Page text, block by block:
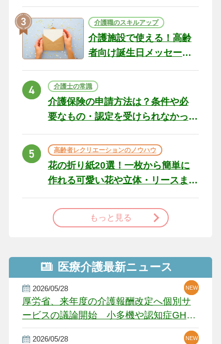
介護職のスキルアップ
介護施設で使える！高齢
者向け誕生日メッセージ
ト
介護士の常識
介護保険の申請方法は？条件や必
要なもの・認定を受けられなかっ
高齢者レクリエーションのノウハウ
花の折り紙20選！一枚から簡単に
作れる可愛い花や立体・リースま
もっと見る
医療介護最新ニュース
2026/05/28
厚労省、来年度の介護報酬改定へ個別サ
ービスの議論開始 小多機や認知症GH、
厳しい経営環境に危機感
NEW
NEW
NEW
2026/05/28 NEW
NEW